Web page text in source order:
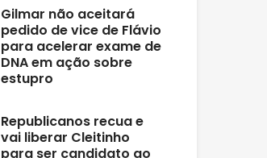
Gilmar não aceitará
pedido de vice de Flávio
para acelerar exame de
DNA em ação sobre
estupro
Republicanos recua e
vai liberar Cleitinho
para ser candidato ao